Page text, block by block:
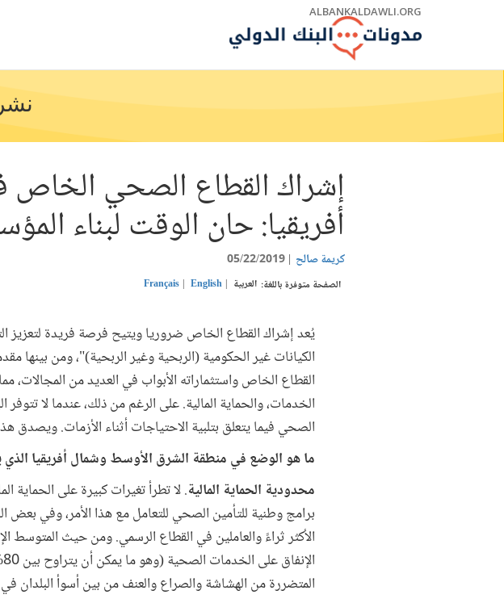
ALBANKALDAWLI.ORG
إشراك القطاع الصحي
أفريقيا: حان الوقت لبناء
كريمة صالح 05/22/2019
الصفحة متوفرة باللغة: العربية English
Français
يُعد إشراك القطاع الخاص ضروريا ويتيح فرصة فريدة لتعزيز
الكيانات غير الحكومية (الربحية وغير الربحية)"، ومن بينها
القطاع الخاص واستثماراته الأبواب في العديد من المجالات،
الخدمات، والحماية المالية. على الرغم من ذلك، عندما لا تتوفر
الصحي فيما يتعلق بتلبية الاحتياجات أثناء الأزمات.
ما هو الوضع في منطقة الشرق الأوسط وشمال أفريقيا
محدودية الحماية المالية. لا تطرأ تغيرات كبيرة على الحماية
برامج وطنية للتأمين الصحي للتعامل مع هذا الأمر، وفي
الإنفاق على الخدمات الصحية (وهو ما يمكن أن يتراوح بين 80% في بلدان مثل
المتضررة من الهشاشة والصراع والعنف من بين أسوأ البلدان في